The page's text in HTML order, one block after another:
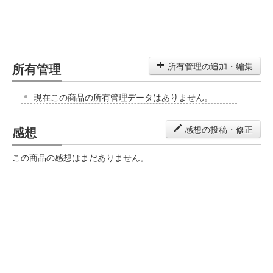
所有管理 所有管理の追加・編集
現在この商品の所有管理データはありません。
感想 感想の投稿・修正
この商品の感想はまだありません。